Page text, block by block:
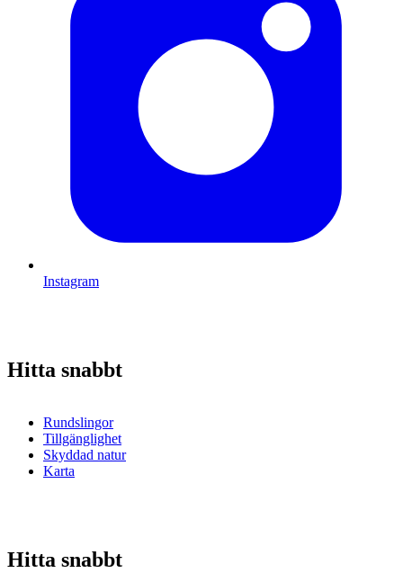
Instagram
Hitta snabbt
Rundslingor
Tillgänglighet
Skyddad natur
Karta
Hitta snabbt